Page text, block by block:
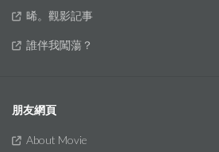
晞。觀影記事
誰伴我闖蕩？
朋友網頁
About Movie